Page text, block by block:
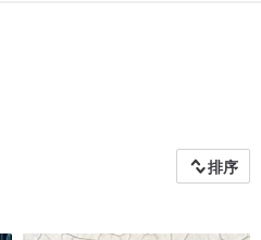
排序